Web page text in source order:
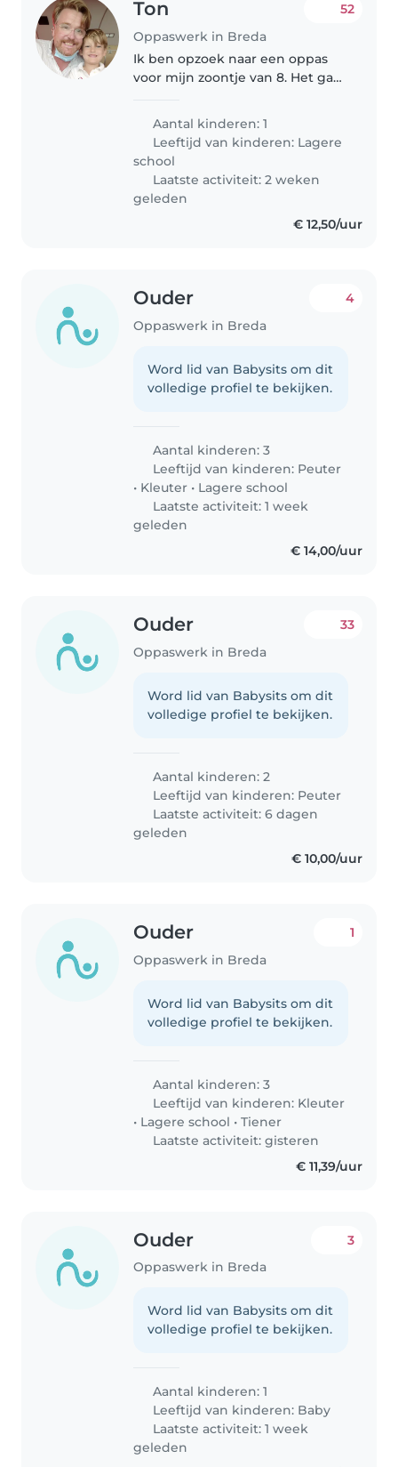
Ton
Oppaswerk in Breda
52
Ik ben opzoek naar een oppas
voor mijn zoontje van 8. Het gaat
tm 18u en . Hij is een vrolijk en
lief jongetje. jullie vrij om te
doen wat jullie willen..
Aantal kinderen: 1
Leeftijd van kinderen: Lagere
school
Laatste activiteit: 2 weken
geleden
€ 12,50/uur
Ouder
Oppaswerk in Breda
4
Word lid van Babysits om dit
volledige profiel te bekijken.
Aantal kinderen: 3
Leeftijd van kinderen: Peuter
• Kleuter • Lagere school
Laatste activiteit: 1 week
geleden
€ 14,00/uur
Ouder
Oppaswerk in Breda
33
Word lid van Babysits om dit
volledige profiel te bekijken.
Aantal kinderen: 2
Leeftijd van kinderen: Peuter
Laatste activiteit: 6 dagen
geleden
€ 10,00/uur
Ouder
Oppaswerk in Breda
1
Word lid van Babysits om dit
volledige profiel te bekijken.
Aantal kinderen: 3
Leeftijd van kinderen: Kleuter
• Lagere school •Tiener
Laatste activiteit: gisteren
€ 11,39/uur
Ouder
Oppaswerk in Breda
3
Word lid van Babysits om dit
volledige profiel te bekijken.
Aantal kinderen: 1
Leeftijd van kinderen: Baby
Laatste activiteit: 1 week
geleden